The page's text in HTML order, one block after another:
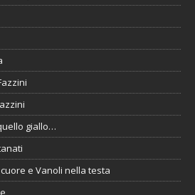
giallo…
e Vanoli nella testa